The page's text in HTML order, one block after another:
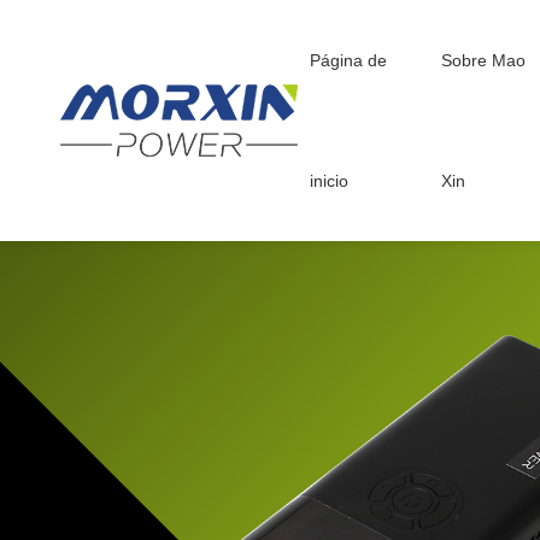
Página de
inicio
Sobre Mao
Xin
Sobre Mao Xin
Perfil de la empresa Inversor de onda
Cargador inteligente